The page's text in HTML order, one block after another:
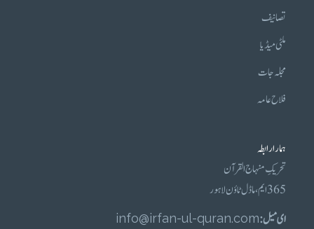
تصانیف
ملٹی میڈیا
مجلہ جات
فلاح عامہ
ہمارا رابطہ
تحریکِ منہاج القرآن
365 ایم، ماڈل ٹاؤن لاہور
ای میل :info@irfan-ul-quran.com